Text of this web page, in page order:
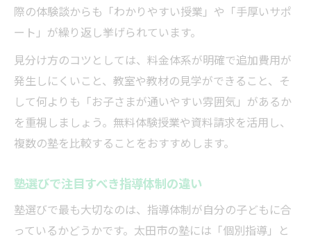
際の体験談からも「わかりやすい授業」や「手厚いサポ
ート」が繰り返し挙げられています。
見分け方のコツとしては、料金体系が明確で追加費用が
発生しにくいこと、教室や教材の見学ができること、そ
して何よりも「お子さまが通いやすい雰囲気」があるか
を重視しましょう。無料体験授業や資料請求を活用し、
複数の塾を比較することをおすすめします。
塾選びで注目すべき指導体制の違い
塾選びで最も大切なのは、指導体制が自分の子どもに合
っているかどうかです。太田市の塾には「個別指導」と